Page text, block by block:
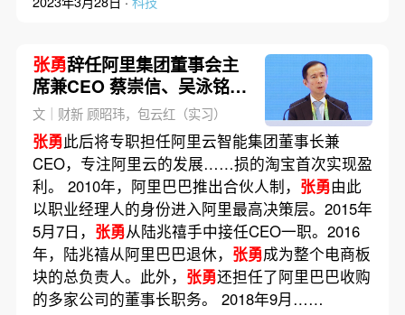
张勇辞任阿里集团董事会主
席兼CEO 蔡崇信、吴泳铭接
任
文｜财新 顾昭玮，包云红（实习）
张勇此后将专职担任阿里云智能集团董事长兼
CEO，专注阿里云的发展……损的淘宝首次实现盈
利。 2010年，阿里巴巴推出合伙人制， 张勇由此
以职业经理人的身份进入阿里最高决策层。2015年
5月7日， 张勇从陆兆禧手中接任CEO一职。2016
年，陆兆禧从阿里巴巴退休， 张勇成为整个电商板
块的总负责人。此外， 张勇还担任了阿里巴巴收购
的多家公司的董事长职务。 2018年9月……